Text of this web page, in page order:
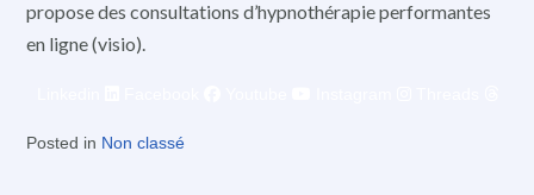
propose des consultations d’hypnothérapie performantes
en ligne (visio).
Posted in Non classé